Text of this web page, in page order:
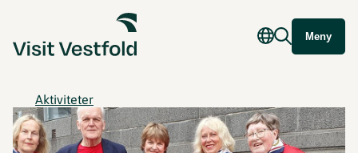
Meny
Aktiviteter